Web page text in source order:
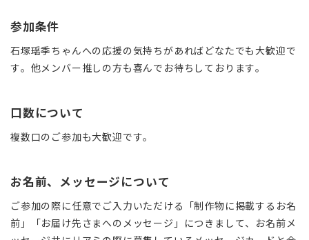
参加条件
石塚瑶季ちゃんへの応援の気持ちがあればどなたでも大歓迎で
す。他メンバー推しの方も喜んでお待ちしております。
口数について
複数口のご参加も大歓迎です。
お名前、メッセージについて
ご参加の際に任意でご入力いただける「制作物に掲載するお名
前」「お届け先さまへのメッセージ」につきまして、お名前メ